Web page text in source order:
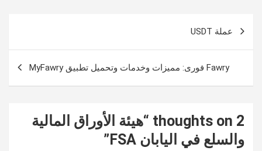
المقالات
عملة USDT
Fawry فورى: مميزات وخدمات وتحميل تطبيق MyFawry
2 thoughts on “
هيئة الأوراق المالية
والسلع في اليابان FSA
”